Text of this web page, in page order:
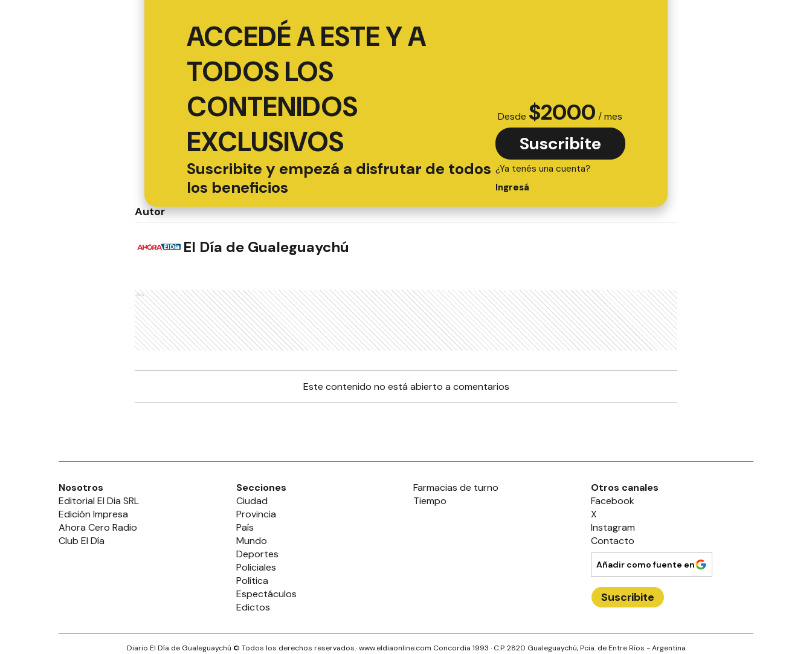
ACCEDÉ A ESTE Y A
TODOS LOS
CONTENIDOS
EXCLUSIVOS
Suscribite y empezá a disfrutar de todos
los beneficios
Desde $2000 / mes
Suscribite
¿Ya tenés una cuenta?
Ingresá
Autor
El Día de Gualeguaychú
Ads
Este contenido no está abierto a comentarios
Nosotros
Editorial El Dia SRL
Edición Impresa
Ahora Cero Radio
Club El Día
Secciones
Ciudad
Provincia
País
Mundo
Deportes
Policiales
Política
Espectáculos
Edictos
Farmacias de turno
Tiempo
Otros canales
Facebook
X
Instagram
Contacto
Añadir como fuente en
Suscribite
Diario El Día de Gualeguaychú © Todos los derechos reservados.· www.eldiaonline.com Concordia 1993 · C.P.2820 Gualeguaychú, Pcia. de Entre Ríos - Argentina